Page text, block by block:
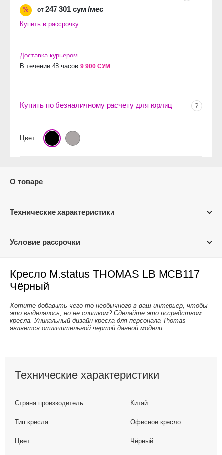
%
от 247 301 сум /мес
Купить в рассрочку
Доставка курьером
В течении 48 часов 9 900 СУМ
Купить по безналичному расчету для юрлиц
Цвет
О товаре
Технические характеристики
Условие рассрочки
Кресло M.status THOMAS LB MCB117
Чёрный
Хотите добавить чего-то необычного в ваш интерьер, чтобы
это выделялось, но не слишком? Сделайте это посредством
кресла. Уникальный дизайн кресла для персонала Thomas
является отличительной чертой данной модели.
Технические характеристики
Страна производитель : Китай
Тип кресла: Офисное кресло
Цвет: Чёрный